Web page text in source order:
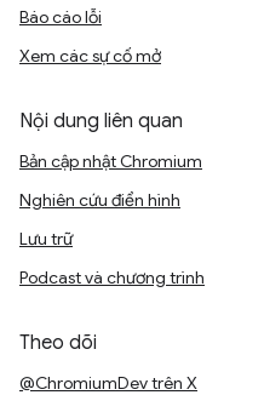
Báo cáo lỗi
Xem các sự cố mở
Nội dung liên quan
Bản cập nhật Chromium
Nghiên cứu điển hình
Lưu trữ
Podcast và chương trình
Theo dõi
@ChromiumDev trên X